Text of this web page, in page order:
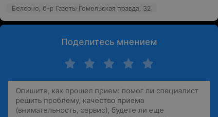
Белсоно, б-р Газеты Гомельская правда, 32
Поделитесь мнением